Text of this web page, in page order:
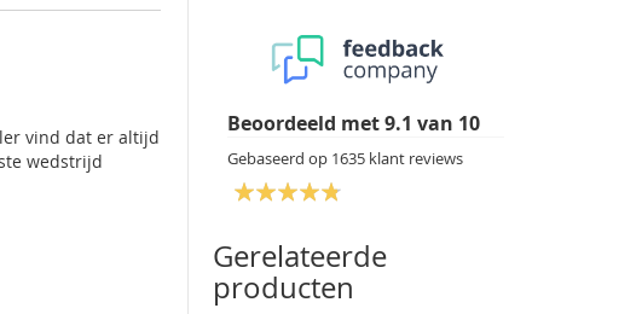
Beoordeeld met9.1 van 10
Gebaseerd op 1635 klant reviews
Gerelateerde
producten
vind dat er altijd
wedstrijd